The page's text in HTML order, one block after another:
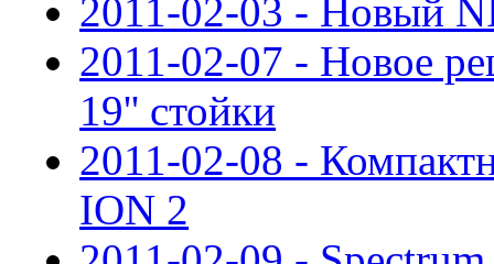
2011-02-03 - Новый
2011-02-07 - Новое
19'' стойки
2011-02-08 -
ION 2